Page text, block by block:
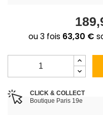
CLICK & COLLECT
Boutique Paris 19e